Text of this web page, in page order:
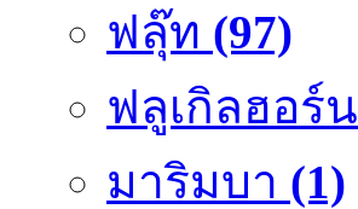
ฟลุ๊ท (97)
ฟลูเกิลฮอร์น
มาริมบา (1)